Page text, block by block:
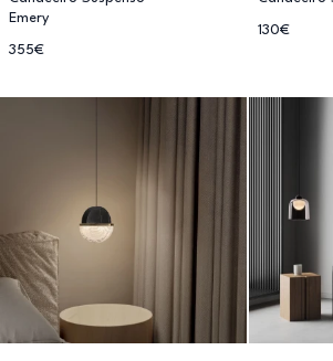
Emery
355€
130€